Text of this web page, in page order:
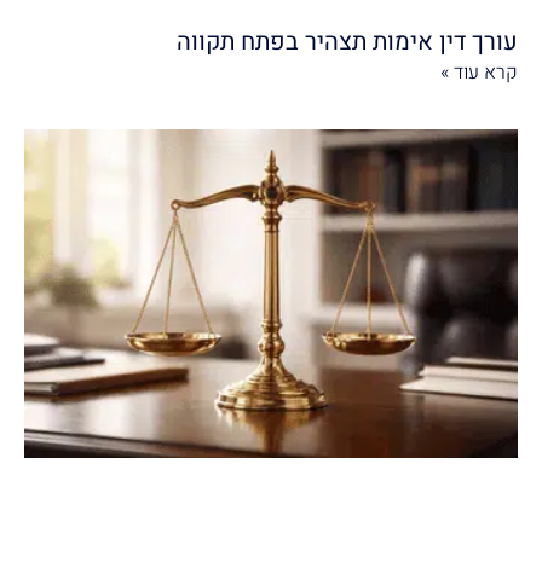
עורך דין אימות תצהיר בפתח תקווה
קרא עוד »